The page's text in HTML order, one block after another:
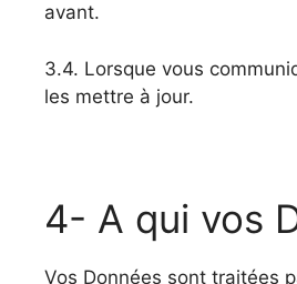
avant.
3.4. Lorsque vous
les mettre à jour.
4- A qui vos
Vos Données sont traitées